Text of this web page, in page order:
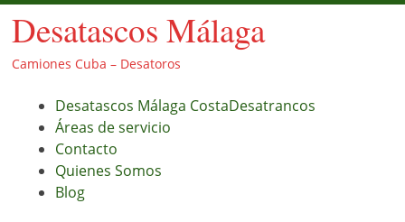
Desatascos Málaga
Camiones Cuba – Desatoros
Menú
Saltar
contenido.
Desatascos Málaga CostaDesatrancos
Áreas de servicio
Contacto
Quienes Somos
Blog